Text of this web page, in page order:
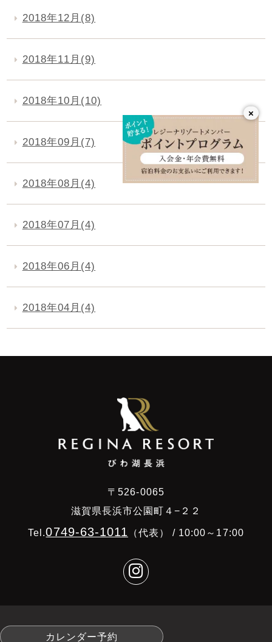
2018年12月(8)
2018年11月(9)
2018年10月(10)
2018年09月(7)
2018年08月(4)
2018年07月(4)
2018年06月(4)
2018年04月(4)
〒526-0065
滋賀県長浜市公園町４−２２
Tel.0749-63-1011 （代表） / 10:00～17:00
カレンダー予約
×